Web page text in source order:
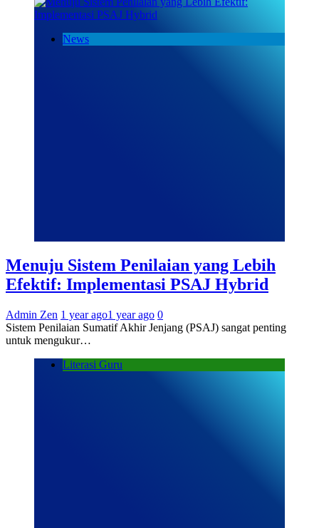
News
Menuju Sistem Penilaian yang Lebih
Efektif: Implementasi PSAJ Hybrid
Admin Zen 1 year ago1 year ago 0
Sistem Penilaian Sumatif Akhir Jenjang (PSAJ) sangat penting
untuk mengukur…
Literasi Guru